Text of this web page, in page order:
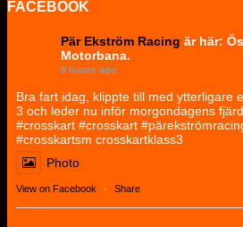
FACEBOOK
Pär Ekström Racing är här:
Motorbana.
9 hours ago
Bra fart idag, klippte till med ytterligare
3 och leder nu inför morgondagens
#crosskart #crosskart
#crosskartsm crosskartklass3
Photo
View on Facebook · Share